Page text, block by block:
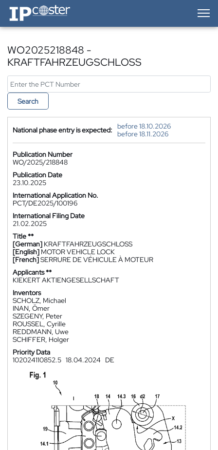
IP-Coster — Home
WO2025218848 -
KRAFTFAHRZEUGSCHLOSS
Search
National phase entry is expected:
before 18.10.2026
before 18.11.2026
Publication Number
WO/2025/218848
Publication Date
23.10.2025
International Application No.
PCT/DE2025/100196
International Filing Date
21.02.2025
Title **
[German] KRAFTFAHRZEUGSCHLOSS
[English] MOTOR VEHICLE LOCK
[French]SERRURE DE VÉHICULE À MOTEUR
Applicants **
KIEKERT AKTIENGESELLSCHAFT
Inventors
SCHOLZ, Michael
INAN, Ömer
SZEGENY, Peter
ROUSSEL, Cyrille
REDDMANN, Uwe
SCHIFFER, Holger
Priority Data
102024110852.5 18.04.2024 DE